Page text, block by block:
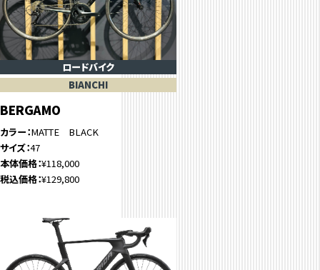
ロードバイク
BIANCHI
BERGAMO
カラー MATTE BLACK
サイズ 47
本体価格 ¥118,000
税込価格 ¥129,800